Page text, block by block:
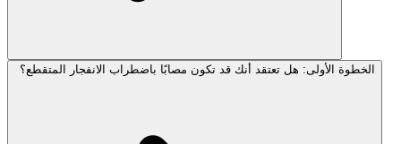
الخطوة الأولى: هل تعتقد أنك قد تكون مصابًا باضطراب الانفجار المتقطع؟